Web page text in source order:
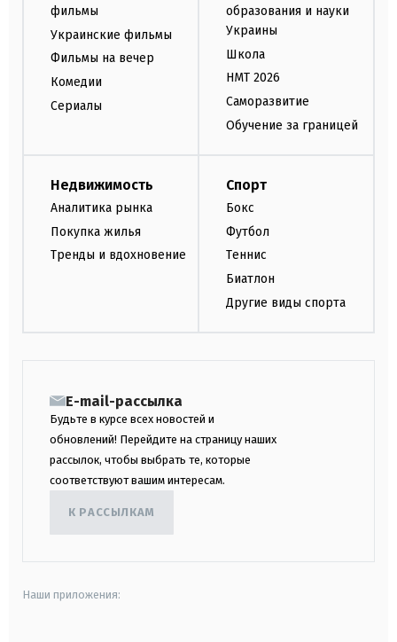
фильмы
Украинские фильмы
Фильмы на вечер
Комедии
Сериалы
образования и науки
Украины
Школа
НМТ 2026
Саморазвитие
Обучение за границей
Недвижимость
Аналитика рынка
Покупка жилья
Тренды и вдохновение
Спорт
Бокс
Футбол
Теннис
Биатлон
Другие виды спорта
E-mail-рассылка
Будьте в курсе всех новостей и
обновлений! Перейдите на страницу наших
рассылок, чтобы выбрать те, которые
соответствуют вашим интересам.
К РАССЫЛКАМ
Наши приложения: